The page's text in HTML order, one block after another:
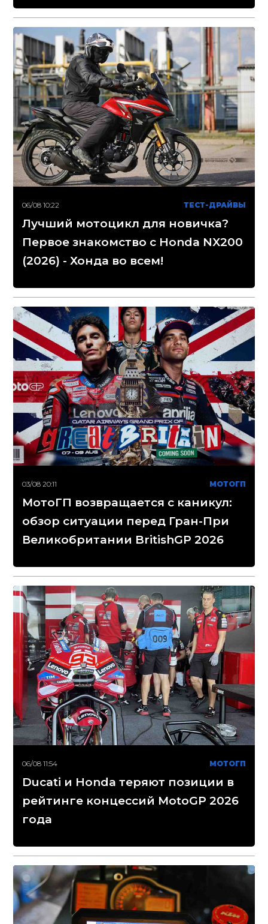
06/08 10:22 ТЕСТ-ДРАЙВЫ
Лучший мотоцикл для новичка?
Первое знакомство с Honda NX200
(2026) - Хонда во всем!
03/08 20:11 МОТОГП
МотоГП возвращается с каникул:
обзор ситуации перед Гран-При
Великобритании BritishGP 2026
06/08 11:54 МОТОГП
Ducati и Honda теряют позиции в
рейтинге концессий MotoGP 2026
года